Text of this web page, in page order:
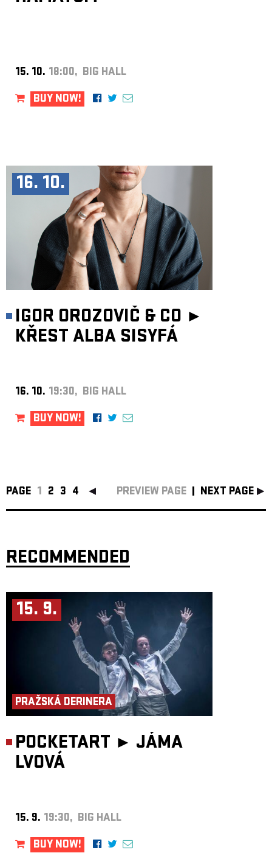
15. 10. 18:00, BIG HALL
BUY NOW!
16. 10.
IGOR OROZOVIČ & CO ►
KŘEST ALBA SISYFÁ
16. 10. 19:30, BIG HALL
BUY NOW!
PAGE 1 2 3 4 PREVIEW PAGE NEXT PAGE
RECOMMENDED
15. 9.
PRAŽSKÁ DERINERA
POCKETART ► JÁMA
LVOVÁ
15. 9. 19:30, BIG HALL
BUY NOW!